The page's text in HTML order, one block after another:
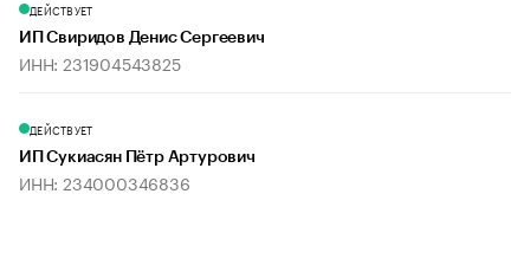
ДЕЙСТВУЕТ
ИП Свиридов Денис Сергеевич
ИНН: 231904543825
ДЕЙСТВУЕТ
ИП Сукиасян Пётр Артурович
ИНН: 234000346836